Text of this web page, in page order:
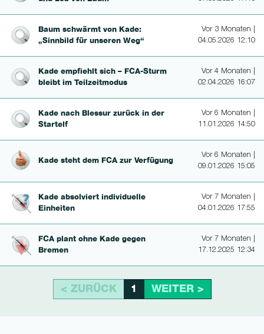
Baum schwärmt von Kade:
„Sinnbild für unseren Weg“
Vor 3 Monaten |
04.05.2026 12:10
Kade empfiehlt sich – FCA-Sturm
bleibt im Teil­zeit­mo­dus
Vor 4 Monaten |
02.04.2026 16:07
Kade nach Blessur zurück in der
Startelf
Vor 6 Monaten |
11.01.2026 14:50
Kade steht dem FCA zur Verfügung
Vor 6 Monaten |
09.01.2026 15:05
Kade absolviert individuelle
Einheiten
Vor 7 Monaten |
04.01.2026 17:55
FCA plant ohne Kade gegen
Bremen
Vor 7 Monaten |
17.12.2025 12:34
< ZURÜCK 1 WEITER >